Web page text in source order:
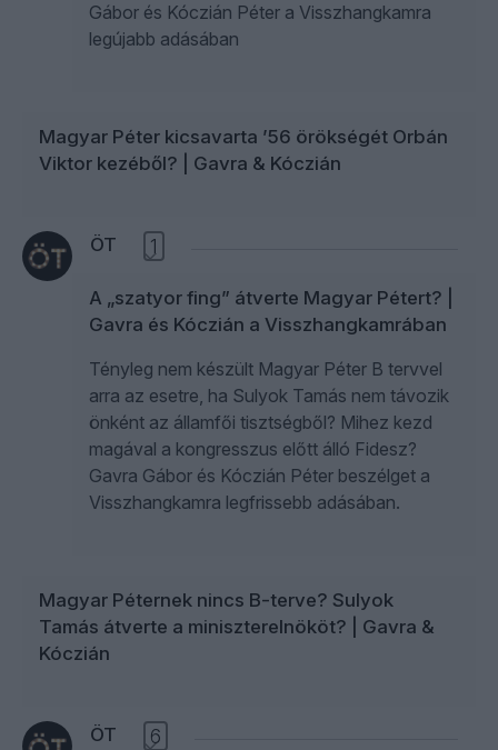
Gábor és Kóczián Péter a Visszhangkamra
legújabb adásában
Magyar Péter kicsavarta ’56 örökségét Orbán
Viktor kezéből? | Gavra & Kóczián
ÖT 1
A „szatyor fing” átverte Magyar Pétert? |
Gavra és Kóczián a Visszhangkamrában
Tényleg nem készült Magyar Péter B tervvel
arra az esetre, ha Sulyok Tamás nem távozik
önként az államfői tisztségből? Mihez kezd
magával a kongresszus előtt álló Fidesz?
Gavra Gábor és Kóczián Péter beszélget a
Visszhangkamra legfrissebb adásában.
Magyar Péternek nincs B-terve? Sulyok
Tamás átverte a miniszterelnököt? | Gavra &
Kóczián
ÖT 6